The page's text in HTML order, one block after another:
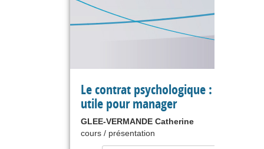
Le contrat psychologique : un
utile pour manager
GLEE-VERMANDE Catherine
cours / présentation